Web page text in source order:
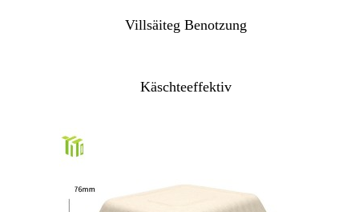
Villsäiteg Benotzung
Käschteeffektiv